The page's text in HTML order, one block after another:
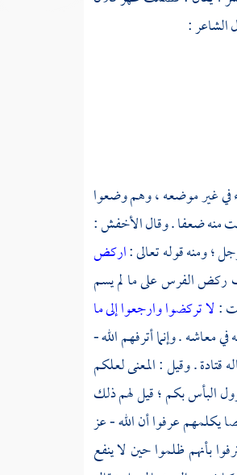
الشاعر :
في غير موضعه ، وهم وضعوا
منه ضعفا . وقالالأخفش:
؛ ومنه قوله تعالى :اركض
ركض الفرس على ما لم يسم
:لا تركضوا وارجعوا إلى ما
معاشه . وإنما أترفهم الله -
قتادة. وقيل : المعنى لعلكم
البأس بكم ؛ قيل لهم ذلك
يكلمهم عرفوا أن الله - عز
بأنهم ظلموا حين لا ينفع